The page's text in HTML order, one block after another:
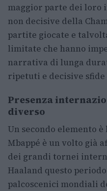
maggior parte dei loro
non decisive della
partite giocate e
limitate che hanno
narrativa di lunga
ripetuti e decisive
Presenza
diverso
Un secondo elemento
Mbappé è un volto già
dei grandi tornei
Haaland questo
palcoscenici mondiali